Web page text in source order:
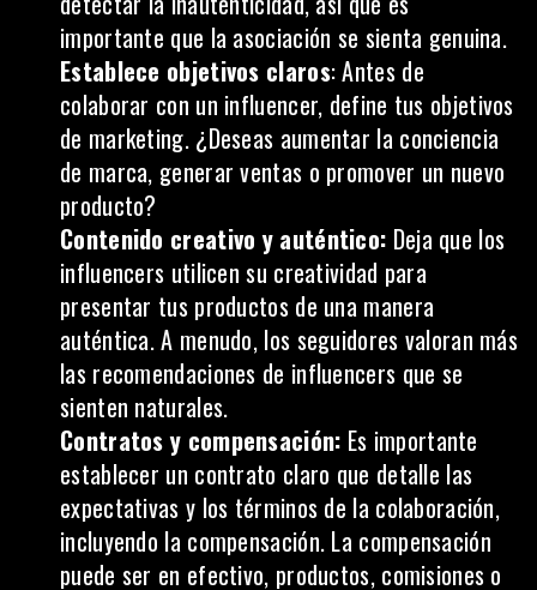
importante que la asociación se sienta genuina.
Establece objetivos claros: Antes de
colaborar con un influencer, define tus objetivos
de marketing. ¿Deseas aumentar la conciencia
de marca, generar ventas o promover un nuevo
producto?
Contenido creativo y auténtico: Deja que los
influencers utilicen su creatividad para
presentar tus productos de una manera
auténtica. A menudo, los seguidores valoran más
las recomendaciones de influencers que se
sienten naturales.
Contratos y compensación: Es importante
establecer un contrato claro que detalle las
expectativas y los términos de la colaboración,
incluyendo la compensación. La compensación
puede ser en efectivo, productos, comisiones o